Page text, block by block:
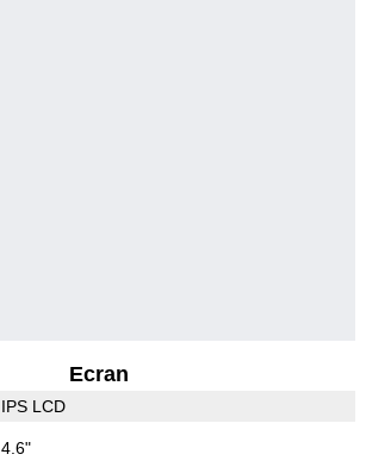
Ecran
IPS LCD
4.6"